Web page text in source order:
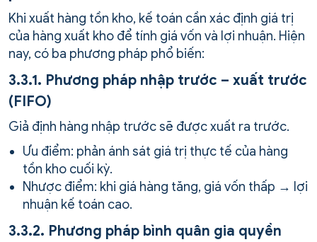
Khi xuất hàng tồn kho, kế toán cần xác định giá trị
của hàng xuất kho để tính giá vốn và lợi nhuận. Hiện
nay, có ba phương pháp phổ biến:
3.3.1. Phương pháp nhập trước – xuất trước
(FIFO)
Giả định hàng nhập trước sẽ được xuất ra trước.
Ưu điểm: phản ánh sát giá trị thực tế của hàng
tồn kho cuối kỳ.
Nhược điểm: khi giá hàng tăng, giá vốn thấp → lợi
nhuận kế toán cao.
3.3.2. Phương pháp bình quân gia quyền